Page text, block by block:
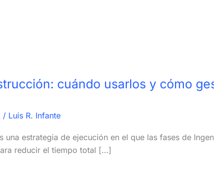
cuándo usarlos y cómo
/ Luis R. Infante
estrategia de ejecución en el que las fases de
reducir el tiempo total […]